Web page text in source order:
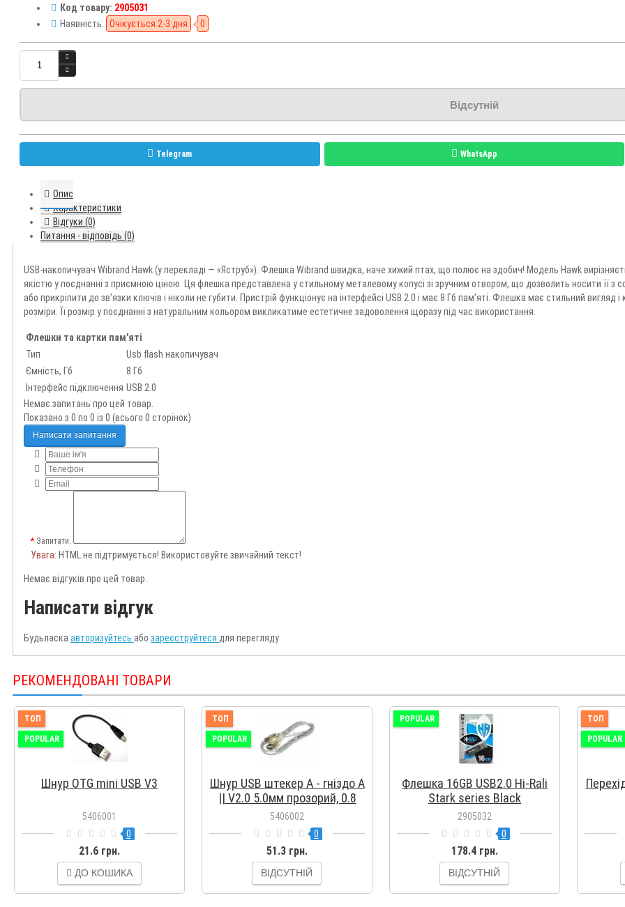
Код товару: 2905031
Наявність: Очікується 2-3 дня 0
Відсутній
Telegram WhatsApp
Опис
Характеристики
Відгуки (0)
Питання - відповідь (0)
USB-накопичувач Wibrand Hawk (у перекладі — «Яструб»). Флешка Wibrand швидка, наче хижий птах, що полює на здобич! Модель Hawk
якістю у поєднанні з приємною ціною. Ця флешка представлена у стильному металевому копусі зі зручним отвором, що дозволить носити її з
або прикріпити до зв’язки ключів і ніколи не губити. Пристрій функціонує на інтерфейсі USB 2.0 і має 8 Гб пам’яті. Флешка має стильний вигляд і
розміри. Її розмір у поєднанні з натуральним кольором викликатиме естетичне задоволення щоразу під час використання.
Флешки та картки пам'яті
Тип
Usb flash накопичувач
Ємність, Гб
8 Гб
Інтерфейс підключення USB 2.0
Немає запитань про цей товар.
Показано з 0 по 0 із 0 (всього 0 сторінок)
Написати запитання
Запитати:
Увага: HTML не підтримується! Використовуйте звичайний текст!
Немає відгуків про цей товар.
Написати відгук
Будьласка авторизуйтесь або зареєструйтеся для перегляду
РЕКОМЕНДОВАНІ ТОВАРИ
ТОП
POPULAR
Шнур OTG mini USB V3
5406001
0
21.6 грн.
ДО КОШИКА
ТОП
POPULAR
Шнур USB штекер А - гніздо А
|| V2.0 5.0мм прозорий, 0.8
метра
5406002
0
51.3 грн.
ВІДСУТНІЙ
POPULAR
Флешка 16GB USB2.0 Hi-Rali
Stark series Black
2905032
0
178.4 грн.
ВІДСУТНІЙ
ТОП
POPULAR